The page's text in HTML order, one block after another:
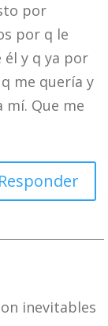
por
por q le
él y q ya por
me quería y
mí. Que me
Responder
inevitables